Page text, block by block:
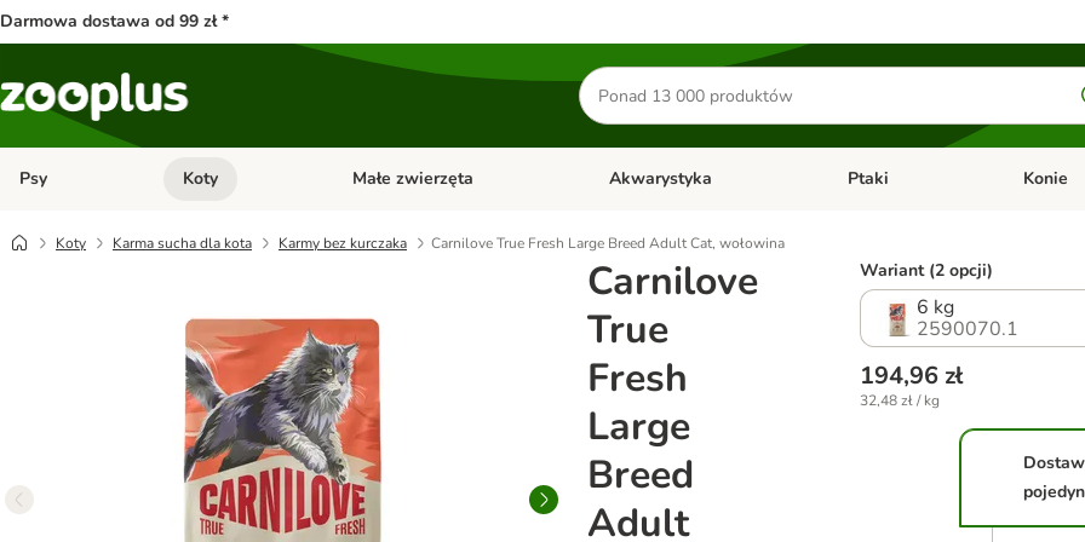
Darmowa dostawa od 99 zł *
Szukaj
produktów
Psy Otwórz menu kategorii: Psy
Koty Otwórz menu kategorii: Koty
Małe zwierzęta Otwórz menu kategorii: Małe zwierzęta
Akwarystyka Otwórz menu kategorii:
Ptaki Otwórz
Konie
Koty Karma sucha dla kota Karmy bez kurczaka Carnilove True Fresh Large Breed Adult Cat, wołowina
Carnilove
True
Fresh
Large
Breed
Adult
Wariant (2 opcji)
6 kg
2590070.1
194,96 zł
32,48 zł / kg